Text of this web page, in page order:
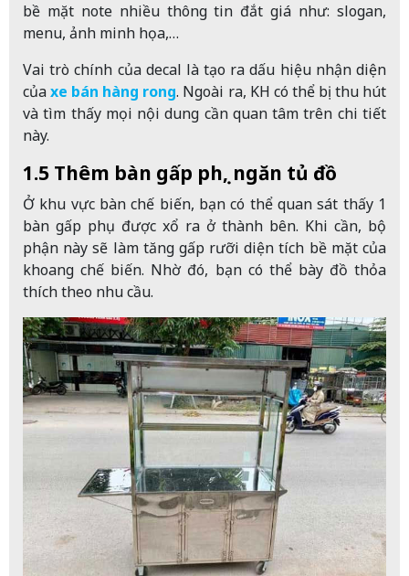
bề mặt note nhiều thông tin đắt giá như: slogan,
menu, ảnh minh họa,…
Vai trò chính của decal là tạo ra dấu hiệu nhận diện
củaxe bán hàng rong. Ngoài ra, KH có thể bị thu hút
và tìm thấy mọi nội dung cần quan tâm trên chi tiết
này.
1.5 Thêm bàn gấp phụ, ngăn tủ đồ
Ở khu vực bàn chế biến, bạn có thể quan sát thấy 1
bàn gấp phụ được xổ ra ở thành bên. Khi cần, bộ
phận này sẽ làm tăng gấp rưỡi diện tích bề mặt của
khoang chế biến. Nhờ đó, bạn có thể bày đồ thỏa
thích theo nhu cầu.